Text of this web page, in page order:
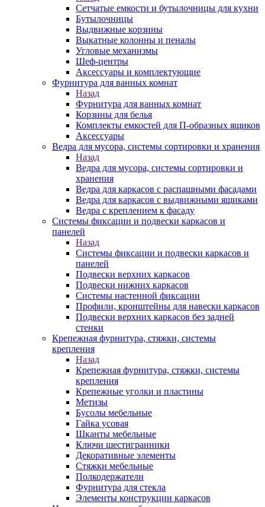
Сетчатые емкости и бутылочницы для кухни
Бутылочницы
Выдвижные корзины
Выкатные колонны и пеналы
Угловые механизмы
Шеф-центры
Аксессуары и комплектующие
Фурнитура для ванных комнат
Назад
Фурнитура для ванных комнат
Корзины для белья
Комплекты емкостей для П-образных ящиков
Аксессуары
Ведра для мусора, системы сортировки и хранения
Назад
Ведра для мусора, системы сортировки и
хранения
Ведра для каркасов с распашными фасадами
Ведра для каркасов с выдвижными ящиками
Ведра с креплением к фасаду
Системы фиксации и подвески каркасов и
панелей
Назад
Системы фиксации и подвески каркасов и
панелей
Подвески верхних каркасов
Подвески нижних каркасов
Системы настенной фиксации
Профили, кронштейны для навески каркасов
Подвески верхних каркасов без задней
стенки
Крепежная фурнитура, стяжки, системы
крепления
Назад
Крепежная фурнитура, стяжки, системы
крепления
Крепежные уголки и пластины
Метизы
Бусолы мебельные
Гайка усовая
Шканты мебельные
Ключи шестигранники
Декоративные элементы
Стяжки мебельные
Полкодержатели
Фурнитура для стекла
Элементы конструкции каркасов